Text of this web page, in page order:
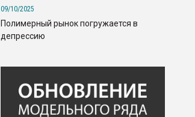
09/10/2025
Полимерный рынок погружается в
депрессию